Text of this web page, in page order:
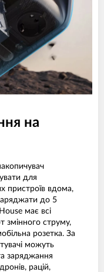
на
для
пристроїв вдома,
до 5
має всі
змінного струму,
розетка. За
можуть
заряджання
рацій,